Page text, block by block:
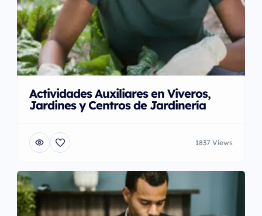
Actividades Auxiliares en Viveros,
Jardines y Centros de Jardinería
1837 Views